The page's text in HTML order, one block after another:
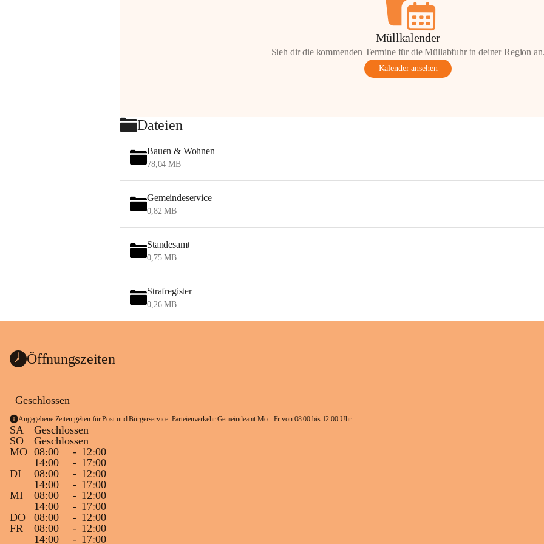
Müllkalender
Sieh dir die kommenden Termine für die Müllabfuhr in deiner Region
Kalender ansehen
Dateien
Bauen & Wohnen
78,04 MB
Gemeindeservice
0,82 MB
Standesamt
0,75 MB
Strafregister
0,26 MB
Öffnungszeiten
Geschlossen
Angegebene Zeiten gelten für Post und Bürgerservice. Parteienverkehr Gemeindeamt Mo - Fr von 08:00 bis 12:00 Uhr.
SA
Geschlossen
SO
Geschlossen
MO 08:00 - 12:00
14:00
- 17:00
DI
08:00 - 12:00
14:00
- 17:00
MI
08:00 - 12:00
14:00
- 17:00
DO
08:00 - 12:00
FR
08:00 - 12:00
14:00
- 17:00